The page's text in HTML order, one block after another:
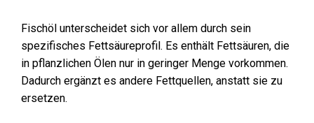
Fischöl unterscheidet sich vor allem durch sein
spezifisches Fettsäureprofil. Es enthält Fettsäuren, die
in pflanzlichen Ölen nur in geringer Menge vorkommen.
Dadurch ergänzt es andere Fettquellen, anstatt sie zu
ersetzen.